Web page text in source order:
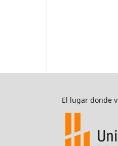
El lugar donde